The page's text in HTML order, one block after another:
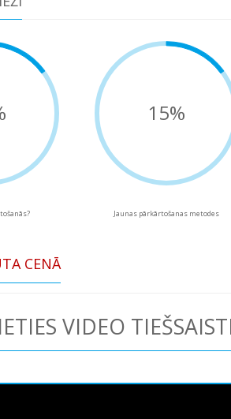
15%
Jaunas pārkārtošanas metodes
CENĀ
VIDEO